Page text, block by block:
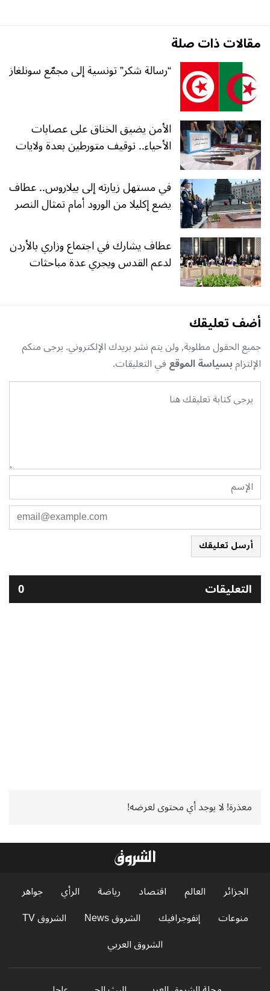
مقالات ذات صلة
“رسالة شكر” تونسية إلى مجمّع سونلغاز
الأمن يضيق الخناق على عصابات
الأحياء.. توقيف متورطين بعدة ولايات
في مستهل زيارته إلى بيلاروس.. عطاف
يضع إكليلا من الورود أمام تمثال النصر
عطاف يشارك في اجتماع وزاري بالأردن
لدعم القدس ويجري عدة مباحثات
أضف تعليقك
جميع الحقول مطلوبة, ولن يتم نشر بريدك الإلكتروني. يرجى منكم
الإلتزامبسياسة الموقعفي التعليقات.
أرسل تعليقك
التعليقات 0
معذرة! لا يوجد أي محتوى لعرضه!
الجزائر العالم اقتصاد رياضة الرأي
جواهر
منوعات
إنفوجرافيك الشروق News
الشروق TV
الشروق العربي